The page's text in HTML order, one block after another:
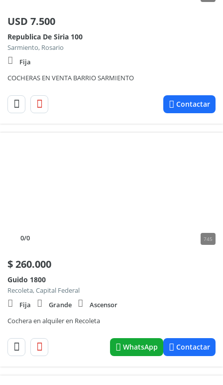
USD 7.500
Republica De Siria 100
Sarmiento, Rosario
Fija
COCHERAS EN VENTA BARRIO SARMIENTO
Contactar
0/0 745
$260.000
Guido 1800
Recoleta, Capital Federal
Fija
Grande
Ascensor
Cochera en alquiler en Recoleta
WhatsApp Contactar